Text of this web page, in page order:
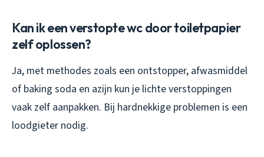
Kan ik een verstopte wc door toiletpapier
zelf oplossen?
Ja, met methodes zoals een ontstopper, afwasmiddel
of baking soda en azijn kun je lichte verstoppingen
vaak zelf aanpakken. Bij hardnekkige problemen is een
loodgieter nodig.